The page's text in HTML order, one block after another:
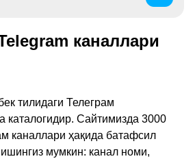
каналлари
тилидаги Телеграм
каталогидир. Сайтимизда 3000
каналлари ҳақида батафсил
мумкин: канал номи,